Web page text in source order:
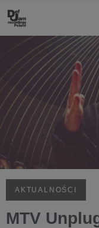
AKTUALNOŚCI
MTV